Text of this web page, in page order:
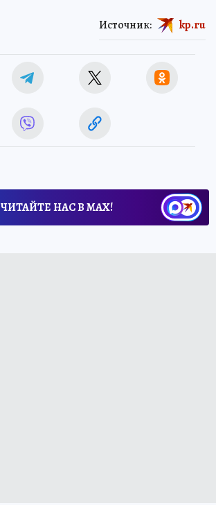
Источник: kp.ru
ЧИТАЙТЕ НАС В МАХ!